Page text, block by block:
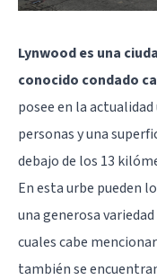
Lynwood es una
conocido condado
posee en la
personas y una
debajo de los 13
En esta urbe pueden
una generosa
cuales cabe
también se